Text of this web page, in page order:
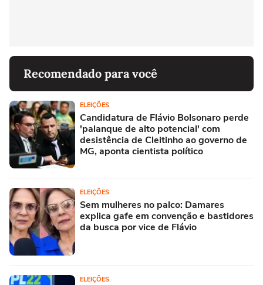
Recomendado para você
ELEIÇÕES
Candidatura de Flávio Bolsonaro perde
'palanque de alto potencial' com
desistência de Cleitinho ao governo de
MG, aponta cientista político
ELEIÇÕES
Sem mulheres no palco: Damares
explica gafe em convenção e bastidores
da busca por vice de Flávio
ELEIÇÕES